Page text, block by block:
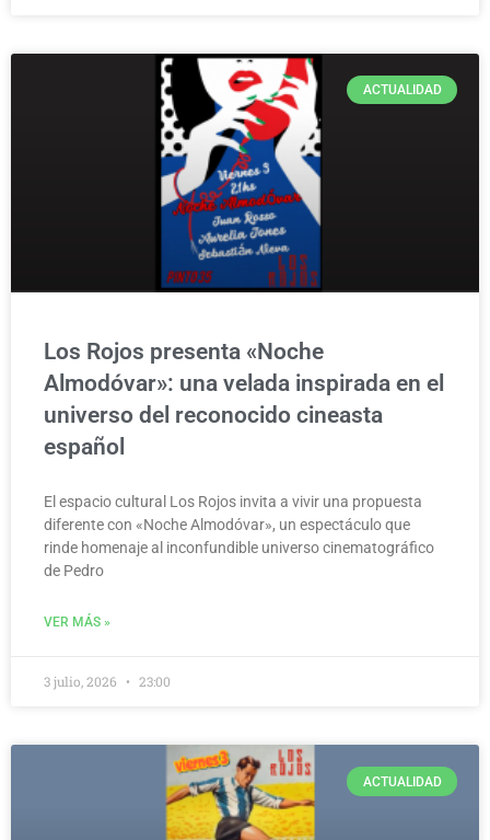
ACTUALIDAD
Los Rojos presenta «Noche
Almodóvar»: una velada inspirada en el
universo del reconocido cineasta
español
El espacio cultural Los Rojos invita a vivir una propuesta
diferente con «Noche Almodóvar», un espectáculo que
rinde homenaje al inconfundible universo cinematográfico
de Pedro
VER MÁS »
3 julio, 2026 23:00
ACTUALIDAD